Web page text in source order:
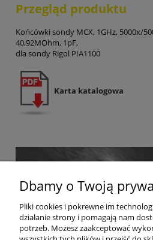
Przegląd produktu
Końcówki sondy MCX, 1GHz, 5000x/
40,92MOhm, 1pF,
dla sondy Rigol PIA1100
Karta katalogowa
Dbamy o Twoją
Pliki cookies i pokrewne im
działanie strony i pomagają nam
potrzeb. Możesz zaakceptować